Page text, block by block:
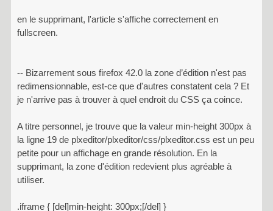
en le supprimant, l'article s'affiche correctement en
fullscreen.
-- Bizarrement sous firefox 42.0 la zone d’édition n'est pas
redimensionnable, est-ce que d'autres constatent cela ? Et
je n'arrive pas à trouver à quel endroit du CSS ça coince.
A titre personnel, je trouve que la valeur min-height 300px à
la ligne 19 de plxeditor/plxeditor/css/plxeditor.css est un peu
petite pour un affichage en grande résolution. En la
supprimant, la zone d'édition redevient plus agréable à
utiliser.
.iframe { [del]min-height: 300px;[/del] }